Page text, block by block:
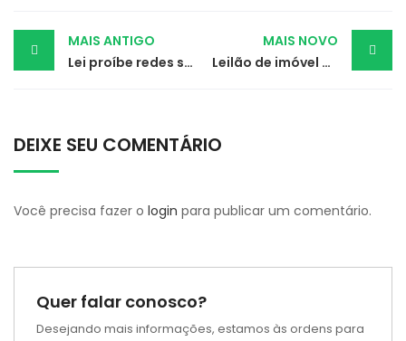
Post
navigation
MAIS ANTIGO
Lei proíbe redes sociais para crianças e adolescentes menores de 14 anos
MAIS NOVO
Leilão de imóvel é suspenso porque devedor não foi notificado
DEIXE SEU COMENTÁRIO
Você precisa fazer o login para publicar um comentário.
Quer falar conosco?
Desejando mais informações, estamos às ordens para